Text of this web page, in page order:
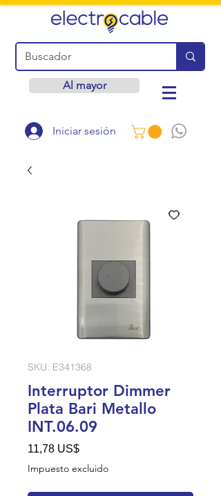
Al mayor
Iniciar sesión
SKU: E341368
Interruptor Dimmer
Plata Bari Metallo
INT.06.09
11,78 US$Precio
Impuesto excluido